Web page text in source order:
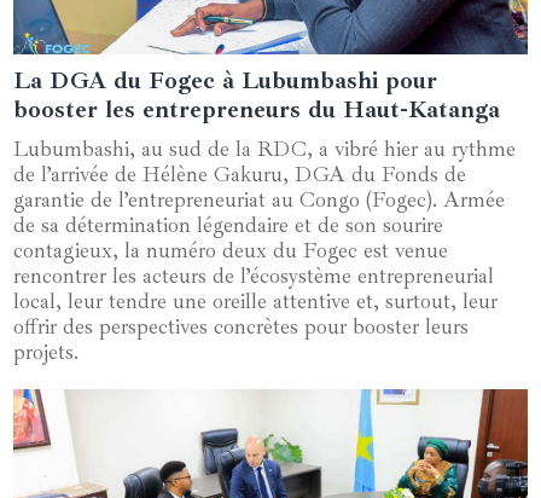
27 mars 2025
La DGA du Fogec à Lubumbashi pour
booster les entrepreneurs du Haut-Katanga
Lubumbashi, au sud de la RDC, a vibré hier au rythme
de l’arrivée de Hélène Gakuru, DGA du Fonds de
garantie de l’entrepreneuriat au Congo (Fogec). Armée
de sa détermination légendaire et de son sourire
contagieux, la numéro deux du Fogec est venue
rencontrer les acteurs de l’écosystème entrepreneurial
local, leur tendre une oreille attentive et, surtout, leur
offrir des perspectives concrètes pour booster leurs
projets.